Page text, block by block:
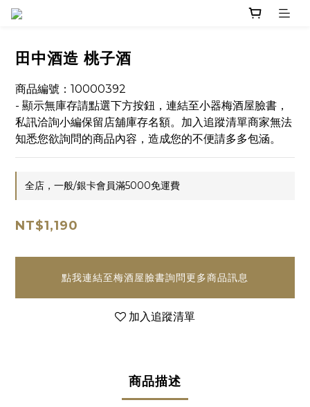
田中酒造 桃子酒
商品編號：10000392
- 顯示無庫存請點選下方按鈕，連結至小器梅酒屋臉書，
私訊洽詢小編保留店舖庫存名額。加入追蹤清單商家無法
知悉您欲詢問的商品內容，造成您的不便請多多包涵。
全店，一般/銀卡會員滿5000免運費
NT$1,190
點我連結至梅酒屋臉書詢問更多商品訊息
加入追蹤清單
商品描述